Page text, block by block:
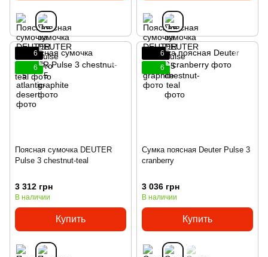
6
6
Поясная сумочка DEUTER
Pulse 3 chestnut-teal
3 312 грн
В наличии
Купить
6
6
Сумка поясная Deuter Pulse 3
cranberry
3 036 грн
В наличии
Купить